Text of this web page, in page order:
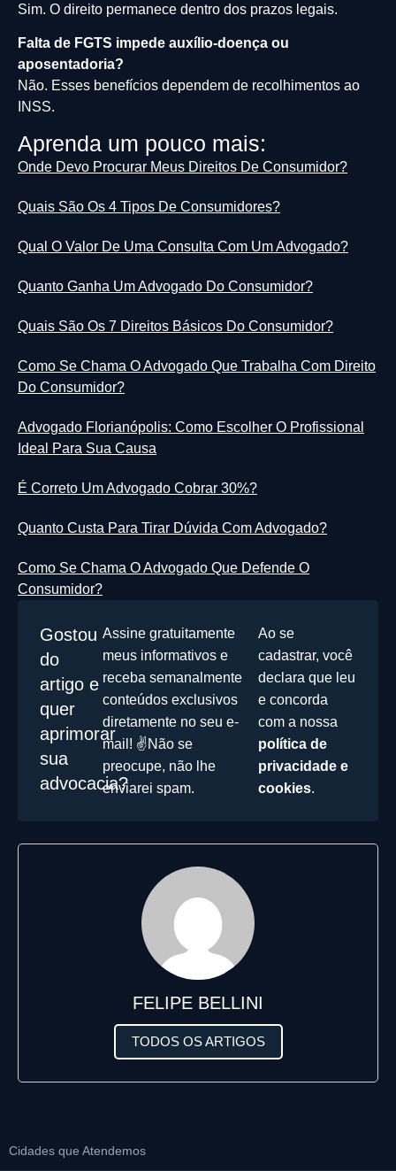
Sim. O direito permanece dentro dos prazos legais.
Falta de FGTS impede auxílio-doença ou
aposentadoria?
Não. Esses benefícios dependem de recolhimentos ao
INSS.
Aprenda um pouco mais:
Onde Devo Procurar Meus Direitos De Consumidor?
Quais São Os 4 Tipos De Consumidores?
Qual O Valor De Uma Consulta Com Um Advogado?
Quanto Ganha Um Advogado Do Consumidor?
Quais São Os 7 Direitos Básicos Do Consumidor?
Como Se Chama O Advogado Que Trabalha Com Direito
Do Consumidor?
Advogado Florianópolis: Como Escolher O Profissional
Ideal Para Sua Causa
É Correto Um Advogado Cobrar 30%?
Quanto Custa Para Tirar Dúvida Com Advogado?
Como Se Chama O Advogado Que Defende O
Consumidor?
Gostou
do
artigo e
quer
aprimorar
sua
advocacia?
Assine gratuitamente
meus informativos e
receba semanalmente
conteúdos exclusivos
diretamente no seu e-
mail! ✌️Não se
preocupe, não lhe
enviarei spam.
Ao se
cadastrar, você
declara que leu
e concorda
com a nossa
política de
privacidade e
cookies.
FELIPE BELLINI
TODOS OS ARTIGOS
Cidades que Atendemos